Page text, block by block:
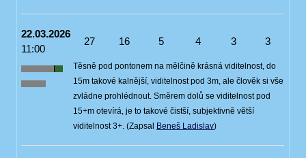
22.03.2026
11:00
27 16 5 4 3 3
Těsně pod pontonem na mělčině krásná viditelnost, do
15m takové kalnější, viditelnost pod 3m, ale člověk si vše
zvládne prohlédnout. Směrem dolů se viditelnost pod
15+m otevírá, je to takové čistší, subjektivně větší
viditelnost 3+. (Zapsal Beneš Ladislav)